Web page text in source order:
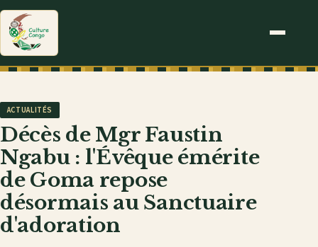
ACTUALITÉS
Décès de Mgr Faustin
Ngabu : l'Évêque émérite
de Goma repose
désormais au Sanctuaire
d'adoration